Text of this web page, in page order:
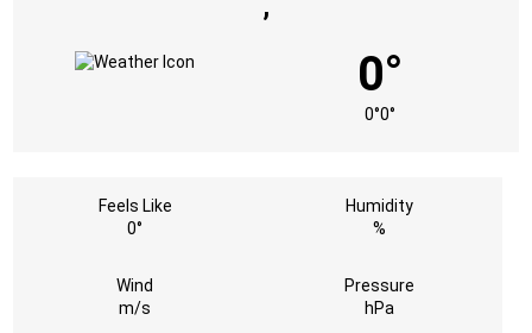
,
0°
0°0°
Feels Like
0°
Humidity
%
Wind
m/s
Pressure
hPa